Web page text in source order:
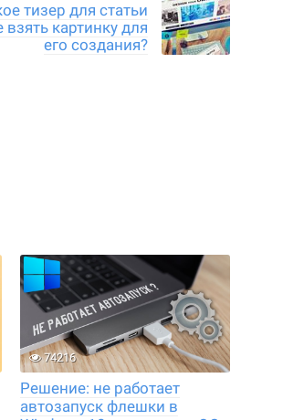
тизер для статьи
взять картинку для
его создания?
74216
Решение: не работает
автозапуск флешки в